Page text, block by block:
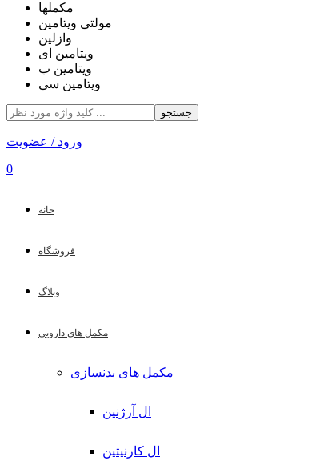
مکملها
مولتی ویتامین
وازلین
ویتامین ای
ویتامین ب
ویتامین سی
جستجو
ورود / عضویت
0
خانه
فروشگاه
وبلاگ
مکمل های دارویی
مکمل های بدنسازی
ال آرژنین
ال کارنیتین